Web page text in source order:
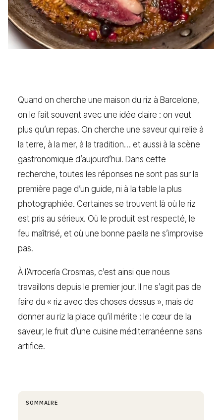
Quand on cherche une maison du riz à Barcelone,
on le fait souvent avec une idée claire : on veut
plus qu’un repas. On cherche une saveur qui relie à
la terre, à la mer, à la tradition… et aussi à la scène
gastronomique d’aujourd’hui. Dans cette
recherche, toutes les réponses ne sont pas sur la
première page d’un guide, ni à la table la plus
photographiée. Certaines se trouvent là où le riz
est pris au sérieux. Où le produit est respecté, le
feu maîtrisé, et où une bonne paella ne s’improvise
pas.
À l’Arrocería Crosmas, c’est ainsi que nous
travaillons depuis le premier jour. Il ne s’agit pas de
faire du « riz avec des choses dessus », mais de
donner au riz la place qu’il mérite : le cœur de la
saveur, le fruit d’une cuisine méditerranéenne sans
artifice.
SOMMAIRE